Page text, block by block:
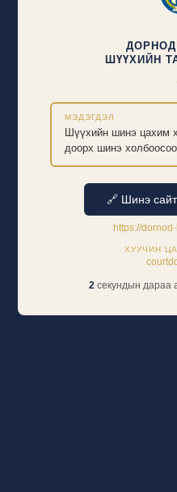
ШҮҮХИЙН
МЭДЭГДЭЛ
Шүүхийн шинэ цахим
доорх шинэ
🔗 Шинэ
https://
ХУУЧИН
2 секундын дараа